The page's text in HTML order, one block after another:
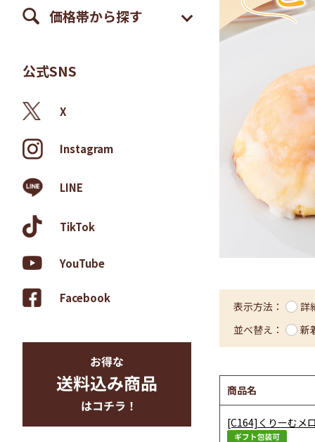
価格帯から探す
公式SNS
X
Instagram
LINE
TikTok
YouTube
Facebook
表示方法：
詳
並べ替え：
新
商品名
[C164]くりーむメ